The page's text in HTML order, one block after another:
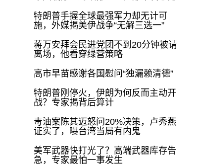
特朗普手握全球最强军力却无计可
施，外媒揭美伊战争“无解三选一”
蒋万安拜会民进党团不到20分钟被请
离场，他看穿绿营策略
高市早苗感谢各国慰问“独漏赖清德”
特朗普刚停火，伊朗为何反而主动开
战？专家揭背后算计
毒油案陈其迈怒问20%决策，卢秀燕
证实了，曝台湾当局有内鬼
美军武器快打光了？高端武器库存告
急，专家最怕一事发生